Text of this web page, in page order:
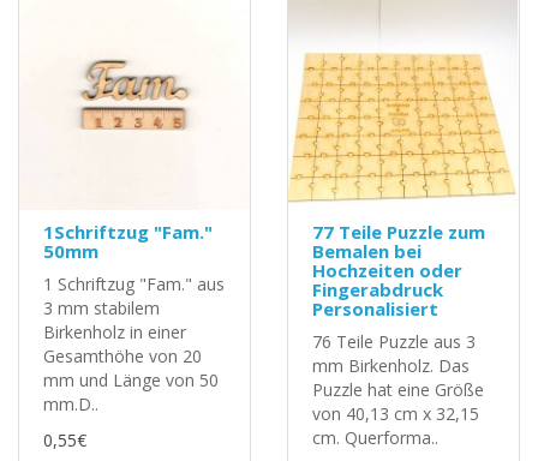
1Schriftzug "Fam."
50mm
1 Schriftzug "Fam." aus
3 mm stabilem
Birkenholz in einer
Gesamthöhe von 20
mm und Länge von 50
mm.D..
0,55€
77 Teile Puzzle zum
Bemalen bei
Hochzeiten oder
Fingerabdruck
Personalisiert
76 Teile Puzzle aus 3
mm Birkenholz. Das
Puzzle hat eine Größe
von 40,13 cm x 32,15
cm. Querforma..